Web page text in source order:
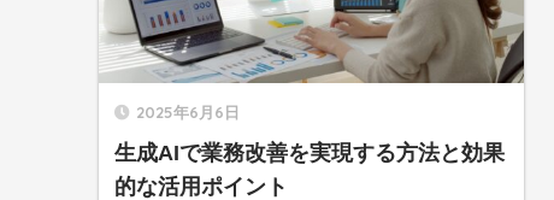
2025年6月6日
生成AIで業務改善を実現する方法と効果
的な活用ポイント